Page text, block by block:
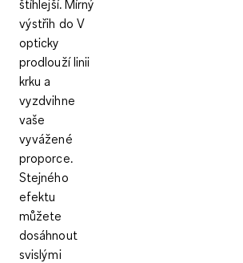
štíhlejší. Mírný
výstřih do V
opticky
prodlouží linii
krku a
vyzdvihne
vaše
vyvážené
proporce.
Stejného
efektu
můžete
dosáhnout
svislými